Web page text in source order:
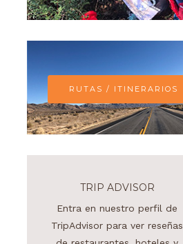
RUTAS / ITINERARIOS
TRIP ADVISOR
Entra en nuestro perfil de
TripAdvisor para ver reseñas